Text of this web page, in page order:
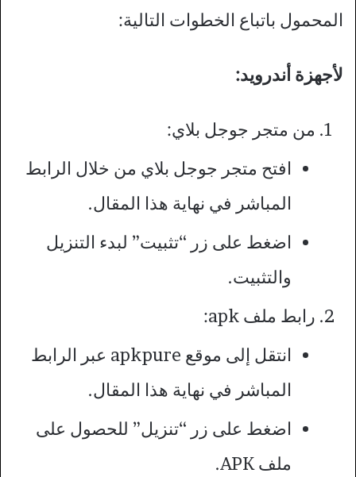
المحمول باتباع الخطوات التالية:
لأجهزة أندرويد:
من متجر جوجل بلاي:
افتح متجر جوجل بلاي من خلال الرابط
المباشر في نهاية هذا المقال.
اضغط على زر “تثبيت” لبدء التنزيل
والتثبيت.
رابط ملف apk:
انتقل إلى موقع apkpure عبر الرابط
المباشر في نهاية هذا المقال.
اضغط على زر “تنزيل” للحصول على
ملف APK.